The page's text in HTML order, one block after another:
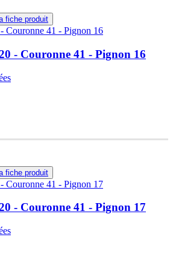
fiche produit
- Couronne 41 - Pignon 16
fiche produit
- Couronne 41 - Pignon 17